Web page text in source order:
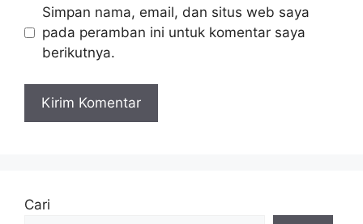
Simpan nama, email, dan situs web saya
pada peramban ini untuk komentar saya
berikutnya.
Cari